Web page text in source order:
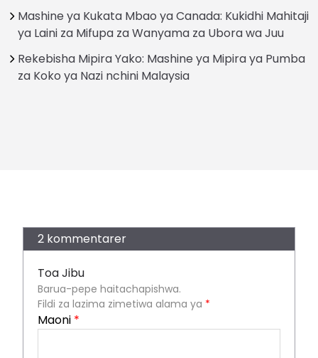
Mashine ya Kukata Mbao ya Canada: Kukidhi Mahitaji
ya Laini za Mifupa za Wanyama za Ubora wa Juu
Rekebisha Mipira Yako: Mashine ya Mipira ya Pumba
za Koko ya Nazi nchini Malaysia
2 kommentarer
Toa Jibu
Barua-pepe haitachapishwa.
Fildi za lazima zimetiwa alama ya *
Maoni *